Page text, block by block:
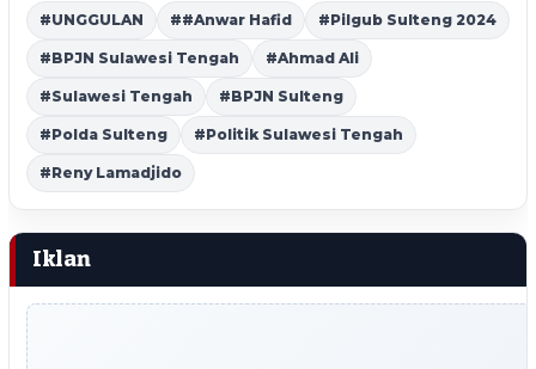
#UNGGULAN ##Anwar Hafid #Pilgub Sulteng 2024
#BPJN Sulawesi Tengah #Ahmad Ali
#Sulawesi Tengah #BPJN Sulteng
#Polda Sulteng #Politik Sulawesi Tengah
#Reny Lamadjido
Iklan